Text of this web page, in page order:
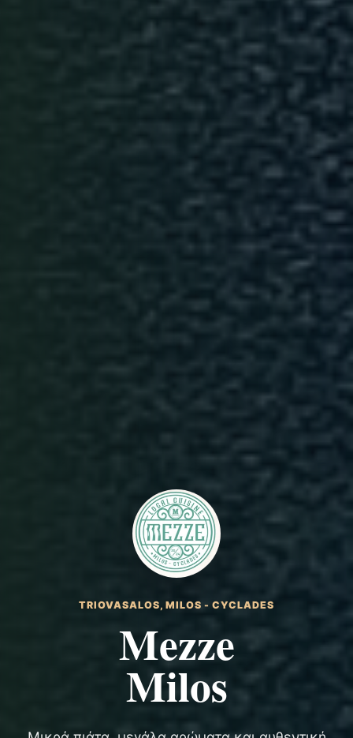
TRIOVASALOS, MILOS - CYCLADES
Mezze
Milos